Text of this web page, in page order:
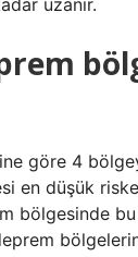
uzanır.
göre 4
en düşük
bölgesinde